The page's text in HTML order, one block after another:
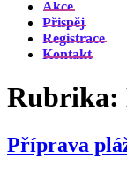
Akce
Přispěj
Registrace
Kontakt
Rubrika:
Příprava